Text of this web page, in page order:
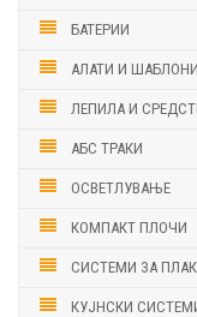
БАТЕРИИ
АЛАТИ И ШАБЛОНИ
ЛЕПИЛА И
АБС ТРАКИ
ОСВЕТЛУВАЊЕ
КОМПАКТ ПЛОЧИ
СИСТЕМИ ЗА
КУЈНСКИ